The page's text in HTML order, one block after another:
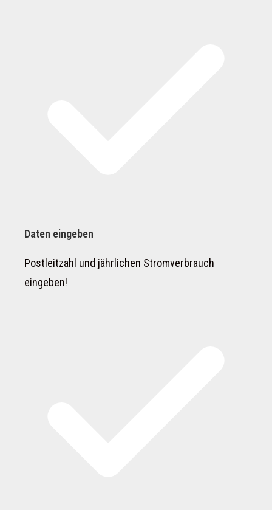
Daten eingeben
Postleitzahl und jährlichen Stromverbrauch
eingeben!